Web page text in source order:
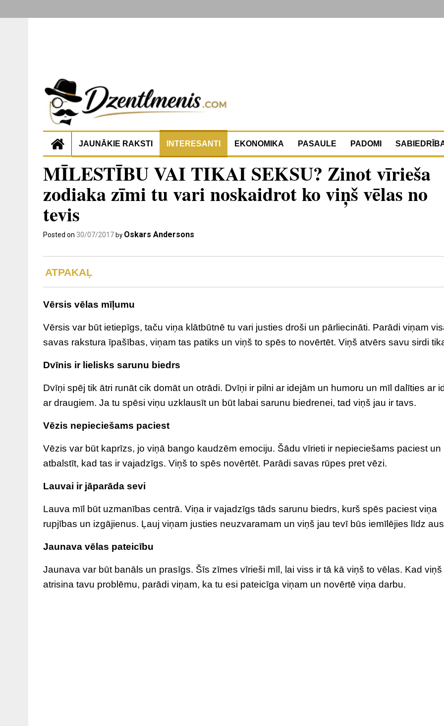
JAUNĀKIE RAKSTI INTERESANTI EKONOMIKA PASAULE PADOMI
MĪLESTĪBU VAI TIKAI SEKSU? Zinot vīrieša
zodiaka zīmi tu vari noskaidrot ko viņš vēlas no
tevis
Posted on 30/07/2017 by Oskars Andersons
ATPAKAĻ
Vērsis vēlas mīļumu
Vērsis var būt ietiepīgs, taču viņa klātbūtnē tu vari justies droši un pārliecināti. Parādi viņam
savas rakstura īpašības, viņam tas patiks un viņš to spēs to novērtēt. Viņš atvērs savu sirdi
Dvīnis ir lielisks sarunu biedrs
Dvīņi spēj tik ātri runāt cik domāt un otrādi. Dvīņi ir pilni ar idejām un humoru un mīl dalīties ar
ar draugiem. Ja tu spēsi viņu uzklausīt un būt labai sarunu biedrenei, tad viņš jau ir tavs.
Vēzis nepieciešams paciest
Vēzis var būt kaprīzs, jo viņā bango kaudzēm emociju. Šādu vīrieti ir nepieciešams paciest un
atbalstīt, kad tas ir vajadzīgs. Viņš to spēs novērtēt. Parādi savas rūpes pret vēzi.
Lauvai ir jāparāda sevi
Lauva mīl būt uzmanības centrā. Viņa ir vajadzīgs tāds sarunu biedrs, kurš spēs paciest viņa
rupjības un izgājienus. Ļauj viņam justies neuzvaramam un viņš jau tevī būs iemīlējies līdz
Jaunava vēlas pateicību
Jaunava var būt banāls un prasīgs. Šīs zīmes vīrieši mīl, lai viss ir tā kā viņš to vēlas. Kad viņš
atrisina tavu problēmu, parādi viņam, ka tu esi pateicīga viņam un novērtē viņa darbu.